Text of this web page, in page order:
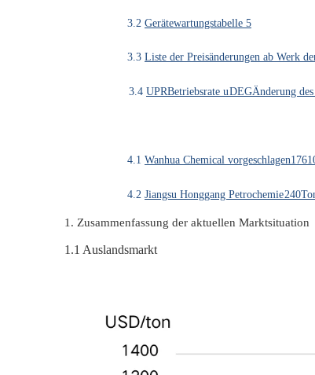
3.2 Gerätewartungstabelle 5
3.3 Liste der Preisänderungen ab Werk
3.4 UPRBetriebsrate uDEGÄnderung
4.1 Wanhua Chemical vorgeschlagen176
4.2 Jiangsu Honggang Petrochemie240
1. Zusammenfassung der aktuellen Marktsituation
1.1 Auslandsmarkt